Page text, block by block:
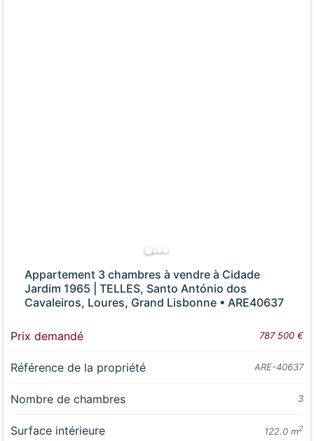
Appartement 3 chambres à vendre à Cidade
Jardim 1965 | TELLES, Santo António dos
Cavaleiros, Loures, Grand Lisbonne • ARE40637
Prix demandé 787 500 €
Référence de la propriété ARE-40637
Nombre de chambres 3
Surface intérieure 122.0 m2